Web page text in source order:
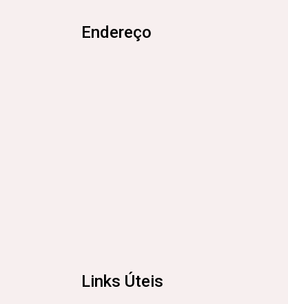
Endereço
Links Úteis